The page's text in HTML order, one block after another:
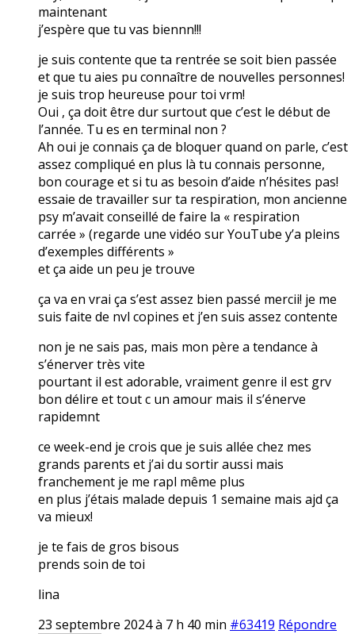
maintenant
j’espère que tu vas biennn!!!
je suis contente que ta rentrée se soit bien passée
et que tu aies pu connaître de nouvelles personnes!
je suis trop heureuse pour toi vrm!
Oui , ça doit être dur surtout que c’est le début de
l’année. Tu es en terminal non ?
Ah oui je connais ça de bloquer quand on parle, c’est
assez compliqué en plus là tu connais personne,
bon courage et si tu as besoin d’aide n’hésites pas!
essaie de travailler sur ta respiration, mon ancienne
psy m’avait conseillé de faire la « respiration
carrée » (regarde une vidéo sur YouTube y’a pleins
d’exemples différents »
et ça aide un peu je trouve
ça va en vrai ça s’est assez bien passé mercii! je me
suis faite de nvl copines et j’en suis assez contente
non je ne sais pas, mais mon père a tendance à
s’énerver très vite
pourtant il est adorable, vraiment genre il est grv
bon délire et tout c un amour mais il s’énerve
rapidemnt
ce week-end je crois que je suis allée chez mes
grands parents et j’ai du sortir aussi mais
franchement je me rapl même plus
en plus j’étais malade depuis 1 semaine mais ajd ça
va mieux!
je te fais de gros bisous
prends soin de toi
lina
23 septembre 2024 à 7 h 40 min #63419 Répondre